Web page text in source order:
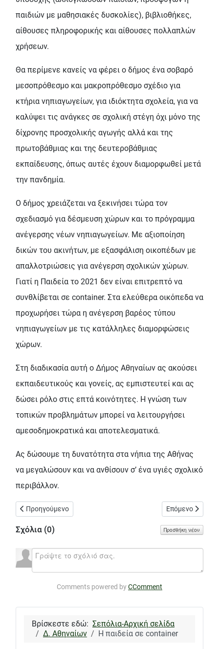
παιδιών με μαθησιακές δυσκολίες), βιβλιοθήκες,
αίθουσες πληροφορικής και αίθουσες πολλαπλών
χρήσεων.
Θα περίμενε κανείς να φέρει ο δήμος ένα σοβαρό
μεσοπρόθεσμο και μακροπρόθεσμο σχέδιο για
κτήρια νηπιαγωγείων, για ιδιόκτητα σχολεία, για να
καλύψει τις ανάγκες σε σχολική στέγη όχι μόνο της
δίχρονης προσχολικής αγωγής αλλά και της
πρωτοβάθμιας και της δευτεροβάθμιας
εκπαίδευσης, όπως αυτές έχουν διαμορφωθεί μετά
την πανδημία.
Ο δήμος χρειάζεται να ξεκινήσει τώρα τον
σχεδιασμό για δέσμευση χώρων και το πρόγραμμα
ανέγερσης νέων νηπιαγωγείων. Με αξιοποίηση
δικών του ακινήτων, με εξασφάλιση οικοπέδων με
απαλλοτριώσεις για ανέγερση σχολικών χώρων.
Γιατί η Παιδεία το 2021 δεν είναι επιτρεπτό να
συνθλίβεται σε container. Στα ελεύθερα οικόπεδα να
προχωρήσει τώρα η ανέγερση βαρέος τύπου
νηπιαγωγείων με τις κατάλληλες διαμορφώσεις
χώρων.
Στη διαδικασία αυτή ο Δήμος Αθηναίων ας ακούσει
εκπαιδευτικούς και γονείς, ας εμπιστευτεί και ας
δώσει ρόλο στις επτά κοινότητες. Η γνώση των
τοπικών προβλημάτων μπορεί να λειτουργήσει
αμεσοδημοκρατικά και αποτελεσματικά.
Ας δώσουμε τη δυνατότητα στα νήπια της Αθήνας
να μεγαλώσουν και να ανθίσουν σ’ ένα υγιές σχολικό
περιβάλλον.
Προηγούμενο άρθρο: Δηλώσεις του αντιδημάρχου κ. Αξιώτη
Προηγούμενο Επόμενο άρθρο:
Επόμενο
Σχόλια (0) Προσθήκη νέου
Comments powered byCComment
Βρίσκεστε εδώ: Σεπόλια-Αρχική σελίδα
Δ. Αθηναίων
Η παιδεία σε container